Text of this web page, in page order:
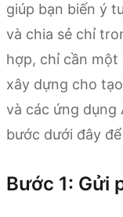
giúp bạn biến ý
và chia sẻ chỉ
hợp, chỉ cần một
xây dựng cho
và các ứng dụng
bước dưới đây
Bước 1: Gửi